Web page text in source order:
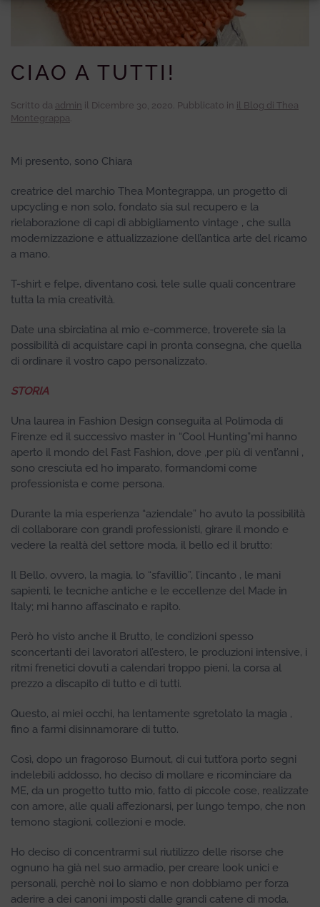
CIAO A TUTTI!
Scritto da admin il Dicembre 30, 2020. Pubblicato in il Blog di Thea
Montegrappa.
Mi presento, sono Chiara
creatrice del marchio Thea Montegrappa, un progetto di
upcycling e non solo, fondato sia sul recupero e la
rielaborazione di capi di abbigliamento vintage , che sulla
modernizzazione e attualizzazione dell’antica arte del ricamo
a mano.
T-shirt e felpe, diventano così, tele sulle quali concentrare
tutta la mia creatività.
Date una sbirciatina al mio e-commerce, troverete sia la
possibilità di acquistare capi in pronta consegna, che quella
di ordinare il vostro capo personalizzato.
STORIA
Una laurea in Fashion Design conseguita al Polimoda di
Firenze ed il successivo master in “Cool Hunting”mi hanno
aperto il mondo del Fast Fashion, dove ,per più di vent’anni ,
sono cresciuta ed ho imparato, formandomi come
professionista e come persona.
Durante la mia esperienza “aziendale” ho avuto la possibilità
di collaborare con grandi professionisti, girare il mondo e
vedere la realtà del settore moda, il bello ed il brutto:
Il Bello, ovvero, la magia, lo “sfavillio”, l’incanto , le mani
sapienti, le tecniche antiche e le eccellenze del Made in
Italy; mi hanno affascinato e rapito.
Però ho visto anche il Brutto, le condizioni spesso
sconcertanti dei lavoratori all’estero, le produzioni intensive, i
ritmi frenetici dovuti a calendari troppo pieni, la corsa al
prezzo a discapito di tutto e di tutti.
Questo, ai miei occhi, ha lentamente sgretolato la magia ,
fino a farmi disinnamorare di tutto.
Così, dopo un fragoroso Burnout, di cui tutt’ora porto segni
indelebili addosso, ho deciso di mollare e ricominciare da
ME, da un progetto tutto mio, fatto di piccole cose, realizzate
con amore, alle quali affezionarsi, per lungo tempo, che non
temono stagioni, collezioni e mode.
Ho deciso di concentrarmi sul riutilizzo delle risorse che
ognuno ha già nel suo armadio, per creare look unici e
personali, perchè noi lo siamo e non dobbiamo per forza
aderire a dei canoni imposti dalle grandi catene di moda.